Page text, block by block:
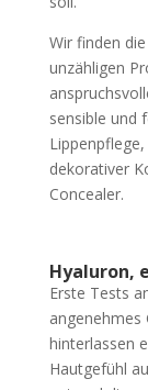
Wir finden
unzähligen
sensible und
dekorativer
Concealer.
Hyaluron,
Erste Tests
angenehmes
hinterlassen
Hautgefühl